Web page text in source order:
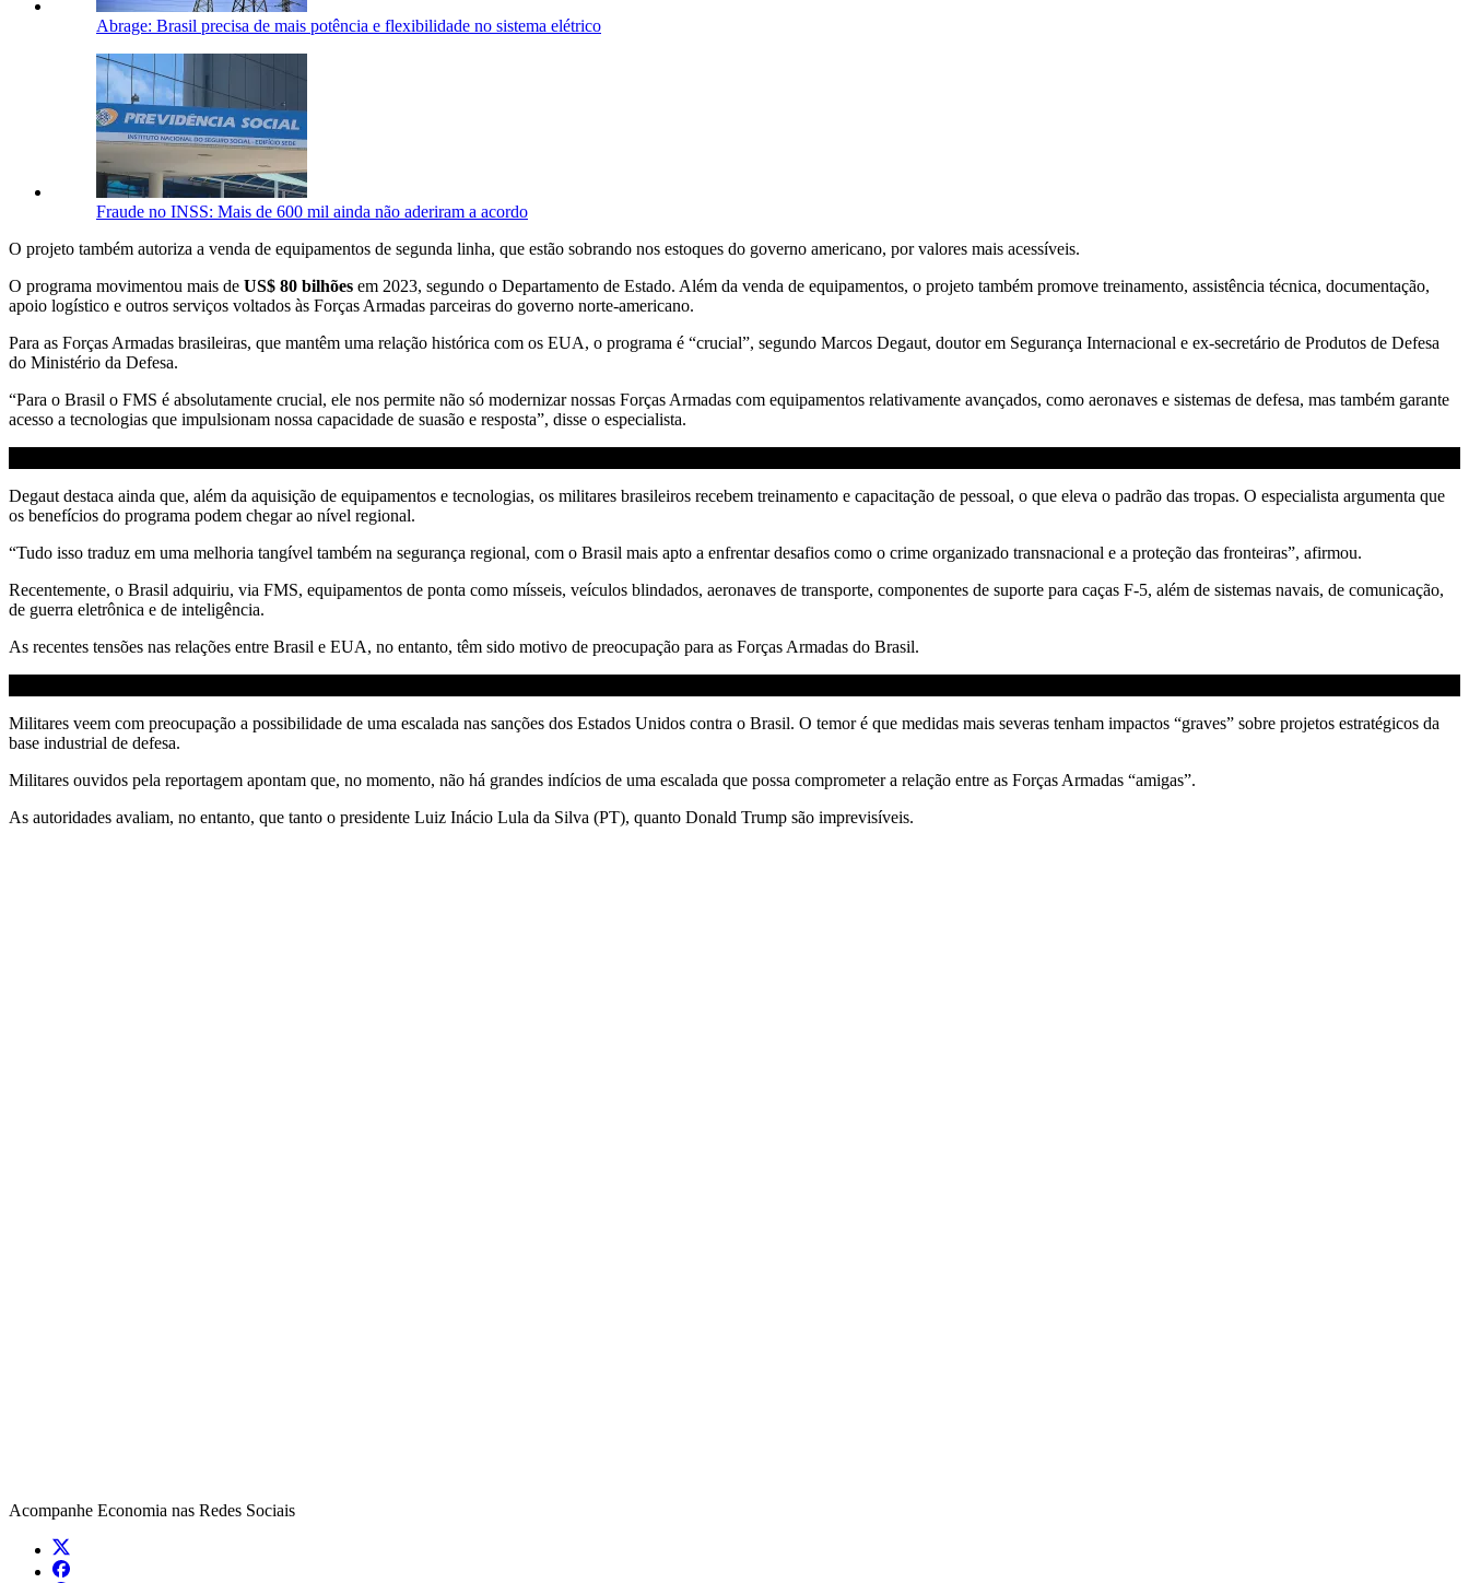
Abrage: Brasil precisa de mais potência e flexibilidade no sistema elétrico
Fraude no INSS: Mais de 600 mil ainda não aderiram a acordo
O projeto também autoriza a venda de equipamentos de segunda linha, que estão sobrando nos estoques do governo americano, por valores mais acessíveis.
O programa movimentou mais de US$ 80 bilhões em 2023, segundo o Departamento de Estado. Além da venda de equipamentos, o projeto também promove treinamento, assistência técnica, documentação,
apoio logístico e outros serviços voltados às Forças Armadas parceiras do governo norte-americano.
Para as Forças Armadas brasileiras, que mantêm uma relação histórica com os EUA, o programa é “crucial”, segundo Marcos Degaut, doutor em Segurança Internacional e ex-secretário de Produtos de Defesa
do Ministério da Defesa.
“Para o Brasil o FMS é absolutamente crucial, ele nos permite não só modernizar nossas Forças Armadas com equipamentos relativamente avançados, como aeronaves e sistemas de defesa, mas também garante
acesso a tecnologias que impulsionam nossa capacidade de suasão e resposta”, disse o especialista.
Degaut destaca ainda que, além da aquisição de equipamentos e tecnologias, os militares brasileiros recebem treinamento e capacitação de pessoal, o que eleva o padrão das tropas. O especialista argumenta que
os benefícios do programa podem chegar ao nível regional.
“Tudo isso traduz em uma melhoria tangível também na segurança regional, com o Brasil mais apto a enfrentar desafios como o crime organizado transnacional e a proteção das fronteiras”, afirmou.
Recentemente, o Brasil adquiriu, via FMS, equipamentos de ponta como mísseis, veículos blindados, aeronaves de transporte, componentes de suporte para caças F-5, além de sistemas navais, de comunicação,
de guerra eletrônica e de inteligência.
As recentes tensões nas relações entre Brasil e EUA, no entanto, têm sido motivo de preocupação para as Forças Armadas do Brasil.
Militares veem com preocupação a possibilidade de uma escalada nas sanções dos Estados Unidos contra o Brasil. O temor é que medidas mais severas tenham impactos “graves” sobre projetos estratégicos da
base industrial de defesa.
Militares ouvidos pela reportagem apontam que, no momento, não há grandes indícios de uma escalada que possa comprometer a relação entre as Forças Armadas “amigas”.
As autoridades avaliam, no entanto, que tanto o presidente Luiz Inácio Lula da Silva (PT), quanto Donald Trump são imprevisíveis.
Acompanhe Economia nas Redes Sociais